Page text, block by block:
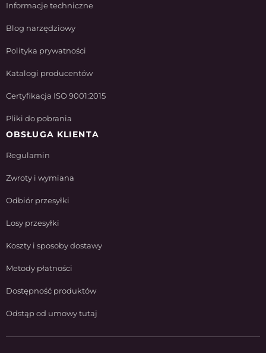
Informacje techniczne
Blog narzędziowy
Polityka prywatności
Katalogi producentów
Certyfikacja ISO 9001:2015
Pliki do pobrania
OBSŁUGA KLIENTA
Regulamin
Zwroty i wymiana
Odbiór przesyłki
Losy przesyłki
Koszty i sposoby dostawy
Metody płatności
Dostępność produktów
Odstąp od umowy tutaj